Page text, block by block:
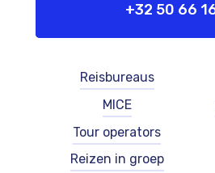
Footer
Nederlands
(België)
Reisbureaus
MICE
Tour operators
Reizen in groep
+32 50 66